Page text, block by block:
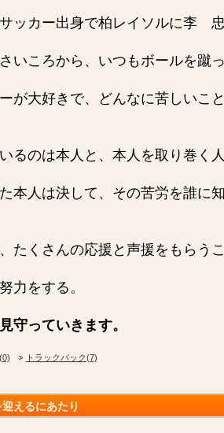
ッカー出身で柏レイソルに李
いころから、いつもボールを蹴
が大好きで、どんなに苦しいこ
るのは本人と、本人を取り巻く
本人は決して、その苦労を誰に
たくさんの応援と声援をもらう
力をする。
守っていきます。
トラックバック(7)
えるにあたり